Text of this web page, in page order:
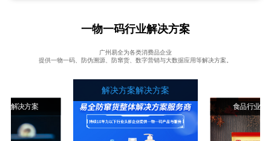
一物一码行业解决方案
广州易全为各类消费品企业
提供一物一码、防伪溯源、防窜货、数字营销与大数据应用等解决方案。
业解决方案
解决方案解决方案
食品行业解